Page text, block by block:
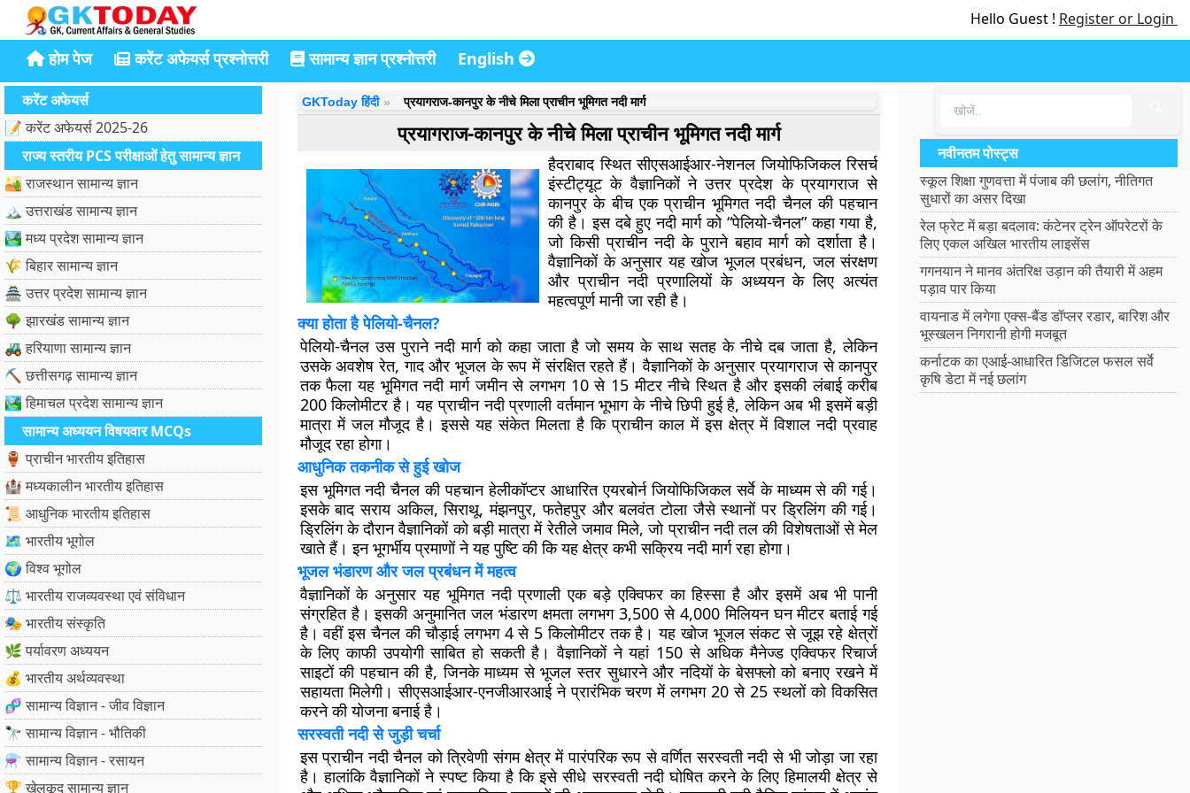
Hello Guest ! Register or Login
होम पेज करेंट अफेयर्स प्रश्नोत्तरी सामान्य ज्ञान प्रश्नोत्तरी English
करेंट अफेयर्स
📝 करेंट अफेयर्स 2025-26
राज्य स्तरीय PCS परीक्षाओं हेतु सामान्य ज्ञान
🏜️ राजस्थान सामान्य ज्ञान
🏔️ उत्तराखंड सामान्य ज्ञान
🏞️ मध्य प्रदेश सामान्य ज्ञान
🌾 बिहार सामान्य ज्ञान
🏯 उत्तर प्रदेश सामान्य ज्ञान
🌳 झारखंड सामान्य ज्ञान
🚜 हरियाणा सामान्य ज्ञान
⛏️ छत्तीसगढ़ सामान्य ज्ञान
🏞️ हिमाचल प्रदेश सामान्य ज्ञान
सामान्य अध्ययन विषयवार MCQs
🏺 प्राचीन भारतीय इतिहास
🏰 मध्यकालीन भारतीय इतिहास
📜 आधुनिक भारतीय इतिहास
🗺️ भारतीय भूगोल
🌍 विश्व भूगोल
⚖️ भारतीय राजव्यवस्था एवं संविधान
🎭 भारतीय संस्कृति
🌿 पर्यावरण अध्ययन
💰 भारतीय अर्थव्यवस्था
🧬 सामान्य विज्ञान - जीव विज्ञान
🔭 सामान्य विज्ञान - भौतिकी
⚗️ सामान्य विज्ञान - रसायन
🏆 खेलकूद सामान्य ज्ञान
GKToday हिंदी प्रयागराज-कानपुर के नीचे मिला प्राचीन भूमिगत नदी मार्ग
प्रयागराज-कानपुर के नीचे मिला प्राचीन भूमिगत नदी मार्ग
हैदराबाद स्थित सीएसआईआर-नेशनल जियोफिजिकल रिसर्च
इंस्टीट्यूट के वैज्ञानिकों ने उत्तर प्रदेश के प्रयागराज से
कानपुर के बीच एक प्राचीन भूमिगत नदी चैनल की पहचान
की है। इस दबे हुए नदी मार्ग को “पेलियो-चैनल” कहा गया है,
जो किसी प्राचीन नदी के पुराने बहाव मार्ग को दर्शाता है।
वैज्ञानिकों के अनुसार यह खोज भूजल प्रबंधन, जल संरक्षण
और प्राचीन नदी प्रणालियों के अध्ययन के लिए अत्यंत
महत्वपूर्ण मानी जा रही है।
क्या होता है पेलियो-चैनल?
पेलियो-चैनल उस पुराने नदी मार्ग को कहा जाता है जो समय के साथ सतह के नीचे दब जाता है, लेकिन
उसके अवशेष रेत, गाद और भूजल के रूप में संरक्षित रहते हैं। वैज्ञानिकों के अनुसार प्रयागराज से कानपुर
तक फैला यह भूमिगत नदी मार्ग जमीन से लगभग 10 से 15 मीटर नीचे स्थित है और इसकी लंबाई करीब
200 किलोमीटर है। यह प्राचीन नदी प्रणाली वर्तमान भूभाग के नीचे छिपी हुई है, लेकिन अब भी इसमें बड़ी
मात्रा में जल मौजूद है। इससे यह संकेत मिलता है कि प्राचीन काल में इस क्षेत्र में विशाल नदी प्रवाह
मौजूद रहा होगा।
आधुनिक तकनीक से हुई खोज
इस भूमिगत नदी चैनल की पहचान हेलीकॉप्टर आधारित एयरबोर्न जियोफिजिकल सर्वे के माध्यम से की गई।
इसके बाद सराय अकिल, सिराथू, मंझनपुर, फतेहपुर और बलवंत टोला जैसे स्थानों पर ड्रिलिंग की गई।
ड्रिलिंग के दौरान वैज्ञानिकों को बड़ी मात्रा में रेतीले जमाव मिले, जो प्राचीन नदी तल की विशेषताओं से मेल
खाते हैं। इन भूगर्भीय प्रमाणों ने यह पुष्टि की कि यह क्षेत्र कभी सक्रिय नदी मार्ग रहा होगा।
भूजल भंडारण और जल प्रबंधन में महत्व
वैज्ञानिकों के अनुसार यह भूमिगत नदी प्रणाली एक बड़े एक्विफर का हिस्सा है और इसमें अब भी पानी
संग्रहित है। इसकी अनुमानित जल भंडारण क्षमता लगभग 3,500 से 4,000 मिलियन घन मीटर बताई गई
है। वहीं इस चैनल की चौड़ाई लगभग 4 से 5 किलोमीटर तक है। यह खोज भूजल संकट से जूझ रहे क्षेत्रों
के लिए काफी उपयोगी साबित हो सकती है। वैज्ञानिकों ने यहां 150 से अधिक मैनेज्ड एक्विफर रिचार्ज
साइटों की पहचान की है, जिनके माध्यम से भूजल स्तर सुधारने और नदियों के बेसफ्लो को बनाए रखने में
सहायता मिलेगी। सीएसआईआर-एनजीआरआई ने प्रारंभिक चरण में लगभग 20 से 25 स्थलों को विकसित
करने की योजना बनाई है।
सरस्वती नदी से जुड़ी चर्चा
इस प्राचीन नदी चैनल को त्रिवेणी संगम क्षेत्र में पारंपरिक रूप से वर्णित सरस्वती नदी से भी जोड़ा जा रहा
है। हालांकि वैज्ञानिकों ने स्पष्ट किया है कि इसे सीधे सरस्वती नदी घोषित करने के लिए हिमालयी क्षेत्र से
नवीनतम पोस्ट्स
स्कूल शिक्षा गुणवत्ता में पंजाब की छलांग, नीतिगत
सुधारों का असर दिखा
रेल फ्रेट में बड़ा बदलाव: कंटेनर ट्रेन ऑपरेटरों के
लिए एकल अखिल भारतीय लाइसेंस
गगनयान ने मानव अंतरिक्ष उड़ान की तैयारी में अहम
पड़ाव पार किया
वायनाड में लगेगा एक्स-बैंड डॉप्लर रडार, बारिश और
भूस्खलन निगरानी होगी मजबूत
कर्नाटक का एआई-आधारित डिजिटल फसल सर्वे
कृषि डेटा में नई छलांग